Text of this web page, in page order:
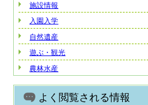
施設情報
入園入学
自然遺産
遊ぶ・観光
農林水産
よく閲覧される情報